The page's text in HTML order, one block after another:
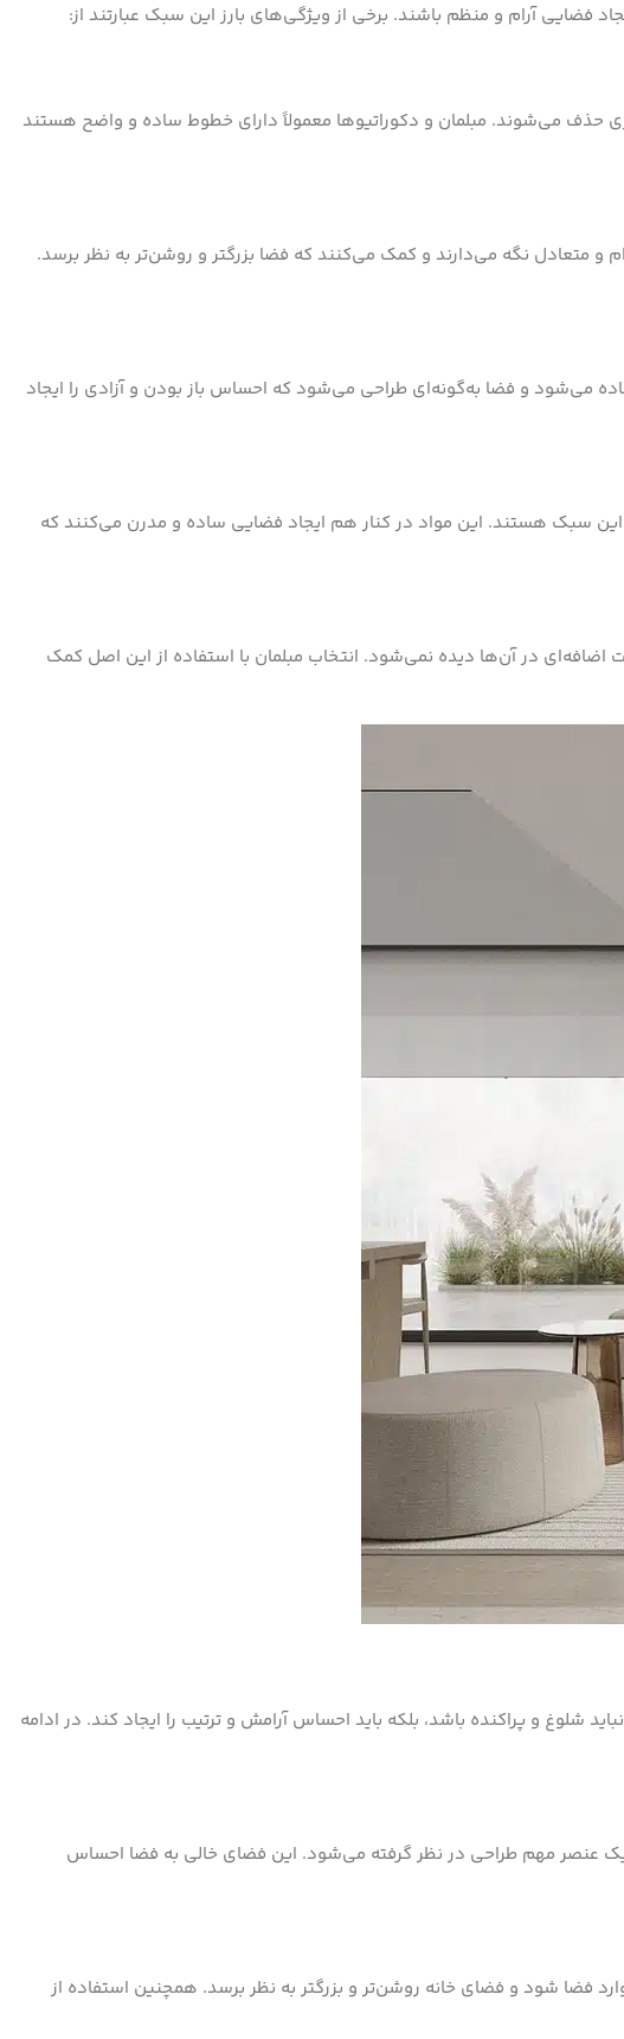
فضایی آرام و منظم باشند. برخی از ویژگی‌های بارز این سبک عبارتند از:
حذف می‌شوند. مبلمان و دکوراتیوها معمولاً دارای خطوط ساده و واضح هستند
متعادل نگه می‌دارند و کمک می‌کنند که فضا بزرگتر و روشن‌تر به نظر برسد.
می‌شود و فضا به‌گونه‌ای طراحی می‌شود که احساس باز بودن و آزادی را ایجاد
این سبک هستند. این مواد در کنار هم ایجاد فضایی ساده و مدرن می‌کنند که
در آن‌ها دیده نمی‌شود. انتخاب مبلمان با استفاده از این اصل کمک
شلوغ و پراکنده باشد، بلکه باید احساس آرامش و ترتیب را ایجاد کند. در ادامه
عنصر مهم طراحی در نظر گرفته می‌شود. این فضای خالی به فضا احساس
فضا شود و فضای خانه روشن‌تر و بزرگتر به نظر برسد. همچنین استفاده از